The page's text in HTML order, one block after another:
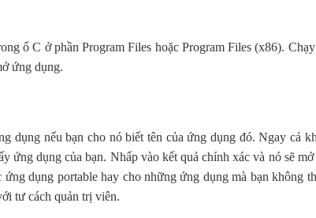
ổ C ở phần Program Files hoặc Program Files (x86).
ứng dụng.
dụng nếu bạn cho nó biết tên của ứng dụng đó. Ngay cả
ứng dụng của bạn. Nhấp vào kết quả chính xác và nó sẽ
dụng portable hay cho những ứng dụng mà bạn không
tư cách quản trị viên.